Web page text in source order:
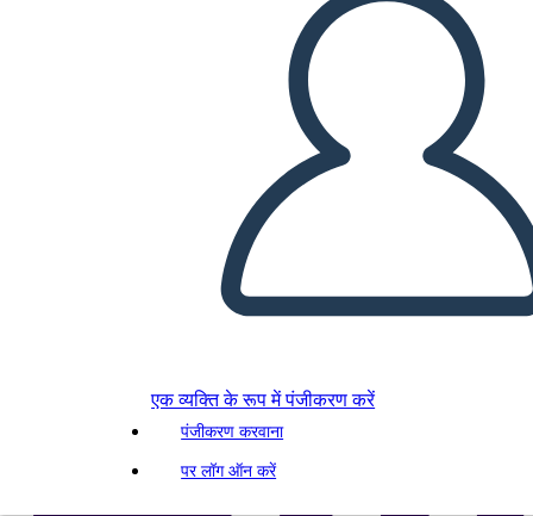
एक व्यक्ति के रूप में पंजीकरण करें
पंजीकरण करवाना
पर लॉग ऑन करें
इस स्टोरीबोर्ड को कॉपी करें
स्टोरीबोर्ड बनाएं
स्लाइड शो चलाएं
मुझे पढ़कर सुनाओ